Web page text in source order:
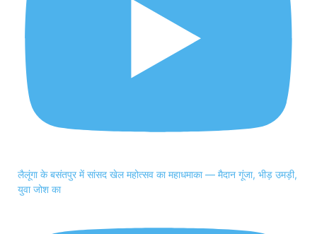
लैलूंगा के बसंतपुर में सांसद खेल महोत्सव का महाधमाका — मैदान गूंजा, भीड़ उमड़ी,
युवा जोश का